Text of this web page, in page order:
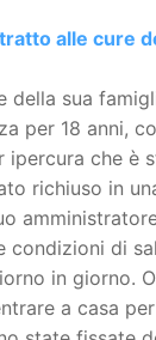
alle cure
della sua
per 18 anni,
ipercura che è
richiuso in
condizioni di
in giorno.
a casa